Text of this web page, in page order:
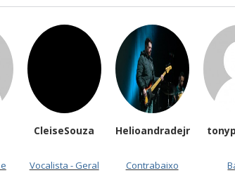
- Geral
Helioandradejr
Contrabaixo
tonypimenta